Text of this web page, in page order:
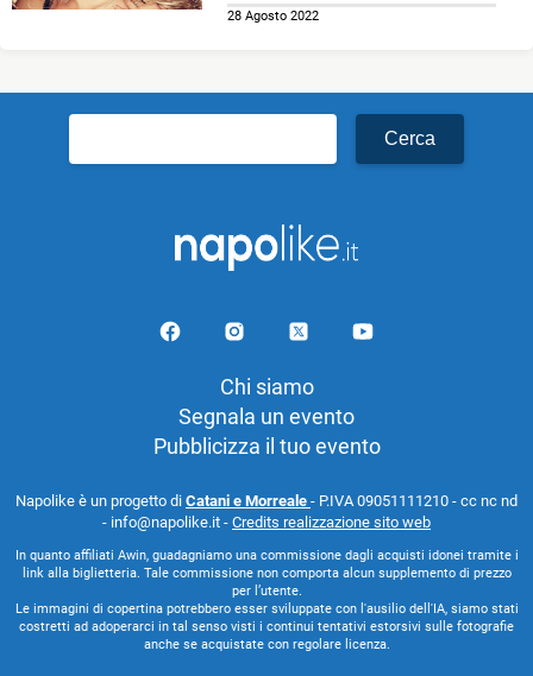
28 Agosto 2022
per:
Chi siamo
Segnala un evento
Pubblicizza il tuo evento
Napolike è un progetto di Catani e Morreale - P.IVA 09051111210 - cc nc nd
- info@napolike.it - Credits realizzazione sito web
In quanto affiliati Awin, guadagniamo una commissione dagli acquisti idonei tramite i
link alla biglietteria. Tale commissione non comporta alcun supplemento di prezzo
per l’utente.
Le immagini di copertina potrebbero esser sviluppate con l'ausilio dell'IA, siamo stati
costretti ad adoperarci in tal senso visti i continui tentativi estorsivi sulle fotografie
anche se acquistate con regolare licenza.